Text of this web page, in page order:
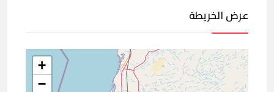
عرض الخريطة
+
−